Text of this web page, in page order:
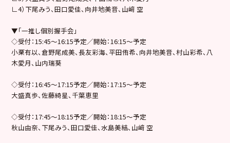
∟4）下尾みう、田口愛佳、向井地美音、山﨑 空
▼「一推し個別握手会」
◇受付：15:45～16:15予定／開始：16:15～予定
小栗有以、倉野尾成美、長友彩海、平田侑希、向井地美音、村山彩希、八
木愛月、山内瑞葵
◇受付：16:45～17:15予定／開始：17:15～予定
大盛真歩、佐藤綺星、千葉恵里
◇受付：17:45～18:15予定／開始：18:15～予定
秋山由奈、下尾みう、田口愛佳、水島美結、山﨑 空